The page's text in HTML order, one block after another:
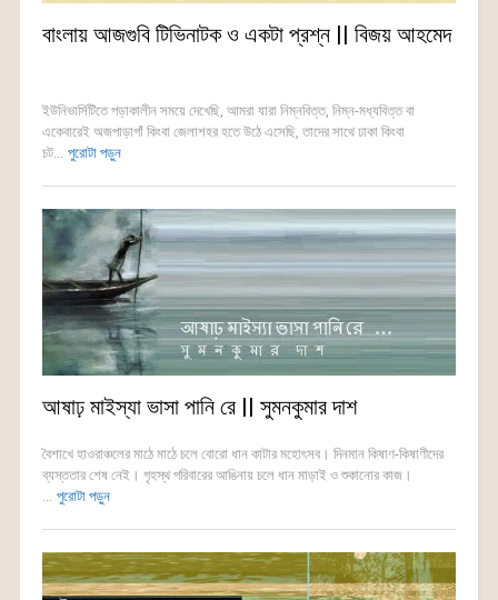
বাংলায় আজগুবি টিভিনাটক ও একটা প্রশ্ন || বিজয় আহমেদ
ইউনিভার্সিটিতে পড়াকালীন সময়ে দেখেছি, আমরা যারা নিম্নবিত্ত, নিম্ন-মধ্যবিত্ত বা
একেবারেই অজপাড়াগাঁ কিংবা জেলাশহর হতে উঠে এসেছি, তাদের সাথে ঢাকা কিংবা
চট... পুরোটা পড়ুন
আষাঢ় মাইস্যা ভাসা পানি রে || সুমনকুমার দাশ
বৈশাখে হাওরাঞ্চলের মাঠে মাঠে চলে বোরো ধান কাটার মহোৎসব। দিনমান কিষাণ-কিষাণীদের
ব্যস্ততার শেষ নেই। গৃহস্থ পরিবারের আঙিনায় চলে ধান মাড়াই ও শুকানোর কাজ।
... পুরোটা পড়ুন